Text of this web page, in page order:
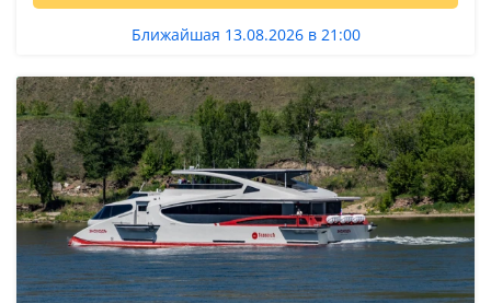
Ближайшая 13.08.2026 в 21:00